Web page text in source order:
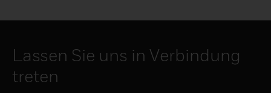
Lassen Sie uns in Verbindung
treten